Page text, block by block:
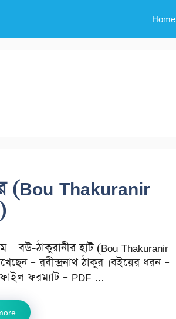
Home
(Bou Thakuranir
– বউ-ঠাকুরানীর হাট (Bou Thakuranir
– রবীন্দ্রনাথ ঠাকুর ।বইয়ের ধরন –
ফরম্যাট – PDF …